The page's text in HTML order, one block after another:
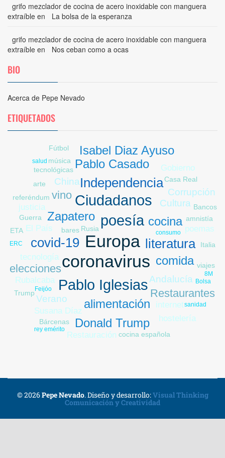
grifo mezclador de cocina de acero inoxidable con manguera
extraíble en La bolsa de la esperanza
grifo mezclador de cocina de acero inoxidable con manguera
extraíble en Nos ceban como a ocas
BIO
Acerca de Pepe Nevado
ETIQUETADOS
Europa
coronavirus
poesía
Ciudadanos
Pablo Iglesias
covid-19 literatura
Independencia
Zapatero
alimentación
cocina
Donald Trump
Pablo Casado
comida
Isabel Diaz Ayuso
elecciones
Restaurantes
vino
Andalucía
Cultura
China
Verano
Corrupción
tecnología
hostelería
internet
El País
justicia
Restauración
Susana Díaz
Gobierno
poemas
Rubalcaba
arte
bares
Casa Real
tecnológicas
Guerra
referéndum
amnistía
Bárcenas
cocina española
ETA
Italia
música
Rusia
viajes
Bancos
Fútbol
Trump
Bolsa
consumo
ERC
rey emérito
salud
sanidad
8M
Feijóo
© 2026Pepe Nevado.Diseño y desarrollo:Visual Thinking
Comunicación y Creatividad